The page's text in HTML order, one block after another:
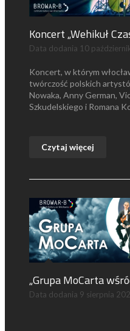
Koncert „Wehikuł
Data dodania 10
Koncert, w którym
twórczość polskich
Nowaka, Anny German,
Szkudelskiego i Romana
Czytaj więcej
„Grupa MoCarta
Data dodania 9 sierpnia